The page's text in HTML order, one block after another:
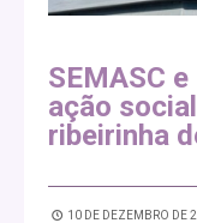
SEMASC
ação
ribeirinha
10 DE DEZEMBRO DE